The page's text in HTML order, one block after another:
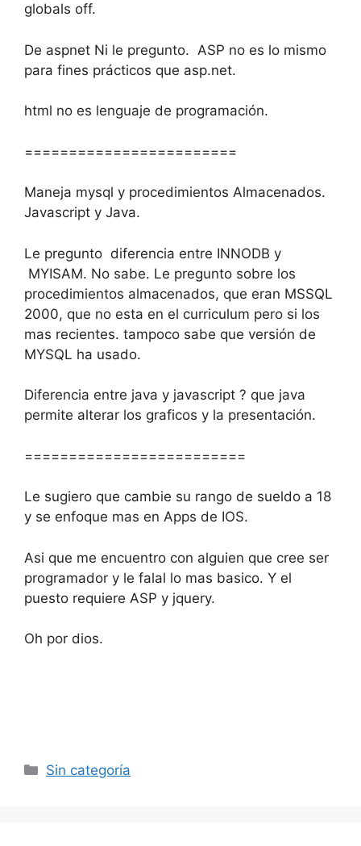
globals off.
De aspnet Ni le pregunto. ASP no es lo mismo
para fines prácticos que asp.net.
html no es lenguaje de programación.
========================
Maneja mysql y procedimientos Almacenados.
Javascript y Java.
Le pregunto diferencia entre INNODB y
MYISAM. No sabe. Le pregunto sobre los
procedimientos almacenados, que eran MSSQL
2000, que no esta en el curriculum pero si los
mas recientes. tampoco sabe que versión de
MYSQL ha usado.
Diferencia entre java y javascript ? que java
permite alterar los graficos y la presentación.
=========================
Le sugiero que cambie su rango de sueldo a 18
y se enfoque mas en Apps de IOS.
Asi que me encuentro con alguien que cree ser
programador y le falal lo mas basico. Y el
puesto requiere ASP y jquery.
Oh por dios.
Categorías
Sin categoría